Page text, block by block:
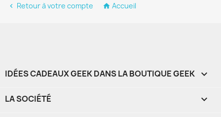
 Retour à votre compte  Accueil
IDÉES CADEAUX GEEK DANS LA BOUTIQUE GEEK 
LA SOCIÉTÉ 